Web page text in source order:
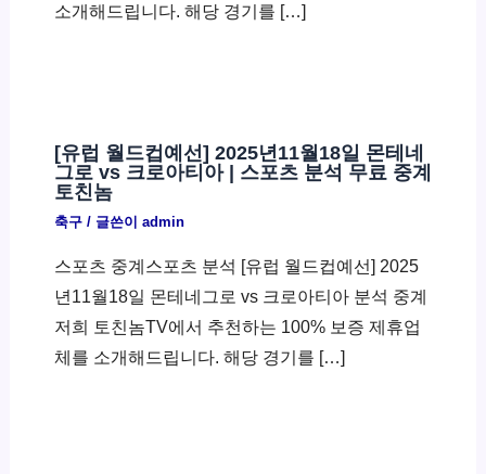
소개해드립니다. 해당 경기를 […]
[유럽 월드컵예선] 2025년11월18일 몬테네
그로 vs 크로아티아 | 스포츠 분석 무료 중계
토친놈
축구/ 글쓴이 admin
스포츠 중계스포츠 분석 [유럽 월드컵예선] 2025
년11월18일 몬테네그로 vs 크로아티아 분석 중계
저희 토친놈TV에서 추천하는 100% 보증 제휴업
체를 소개해드립니다. 해당 경기를 […]